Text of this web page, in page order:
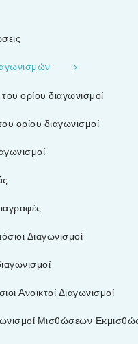
ορίου διαγωνισμοί
ορίου διαγωνισμοί
Διαγωνισμοί
Ανοικτοί Διαγωνισμοί
Μισθώσεων-